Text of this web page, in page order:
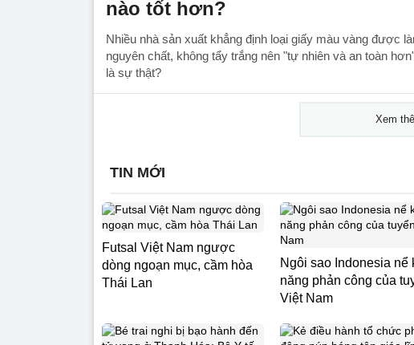
nào tốt hơn?
Nhiều nhà sản xuất khẳng định loại giấy màu vàng được
nguyên chất, không tẩy trắng nên "tự nhiên và an toàn
là sự thật?
Xem
TIN MỚI
Futsal Việt Nam ngược
dòng ngoạn mục, cầm hòa
Thái Lan
Ngôi sao Indonesia nể
năng phản công của
Việt Nam